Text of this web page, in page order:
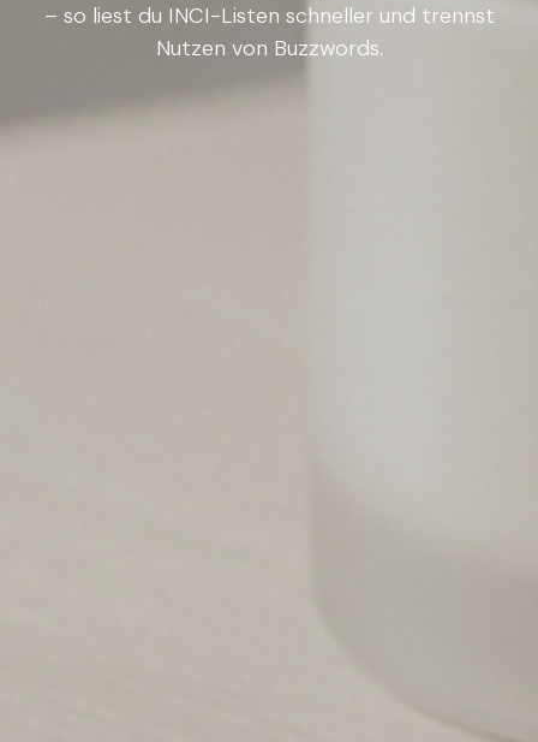
– so liest du INCI-Listen schneller und trennst
Nutzen von Buzzwords.